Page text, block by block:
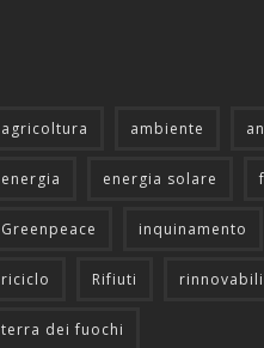
agricoltura ambiente
energia energia solare
Greenpeace inquinamento
riciclo Rifiuti rinnovabili
terra dei fuochi